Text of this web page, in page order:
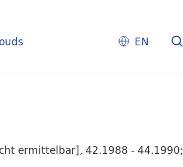
EN
ermittelbar], 42.1988 - 44.1990;